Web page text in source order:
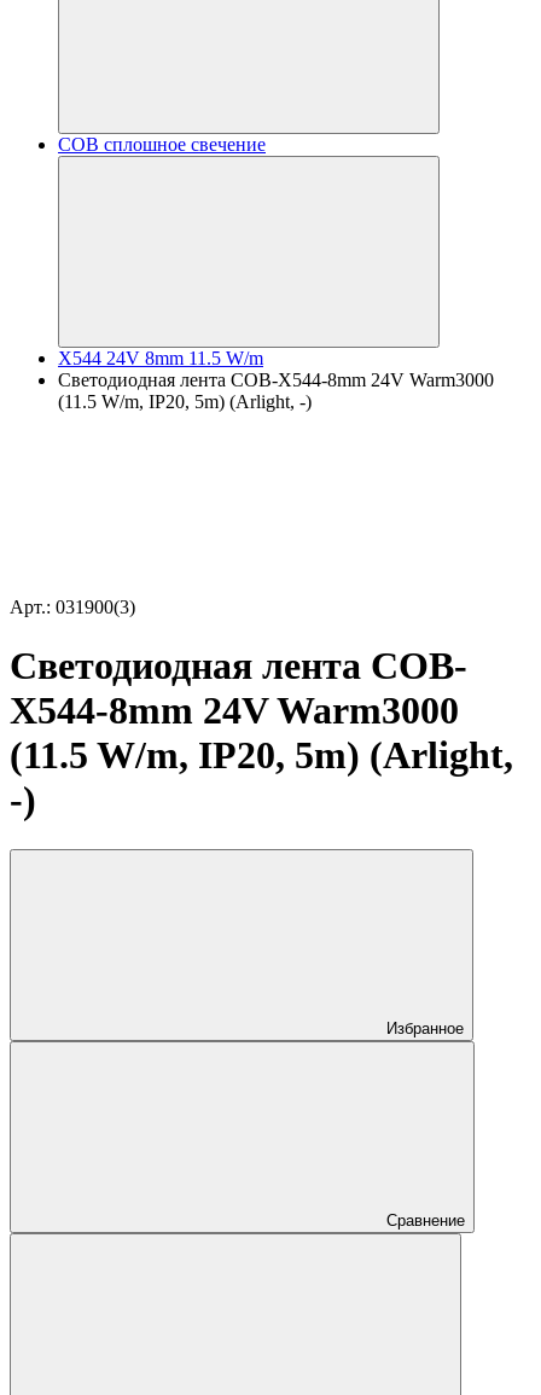
COB сплошное свечение
X544 24V 8mm 11.5 W/m
Светодиодная лента COB-X544-8mm 24V Warm3000
(11.5 W/m, IP20, 5m) (Arlight, -)
Арт.: 031900(3)
Светодиодная лента COB-
X544-8mm 24V Warm3000
(11.5 W/m, IP20, 5m) (Arlight,
-)
Избранное
Сравнение